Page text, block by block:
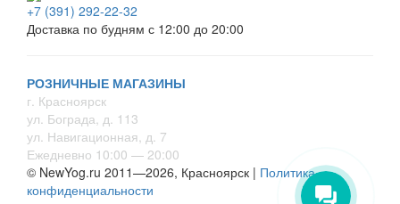
+7 (391) 292-22-32
Доставка по будням с 12:00 до 20:00
РОЗНИЧНЫЕ МАГАЗИНЫ
г. Красноярск
ул. Бограда, д. 113
ул. Навигационная, д. 7
Ежедневно 10:00 — 20:00
© NewYog.ru 2011—2026, Красноярск | Политика
конфиденциальности